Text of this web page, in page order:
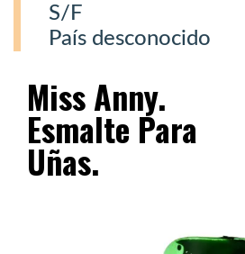
S/F
País desconocido
Miss Anny.
Esmalte Para
Uñas.